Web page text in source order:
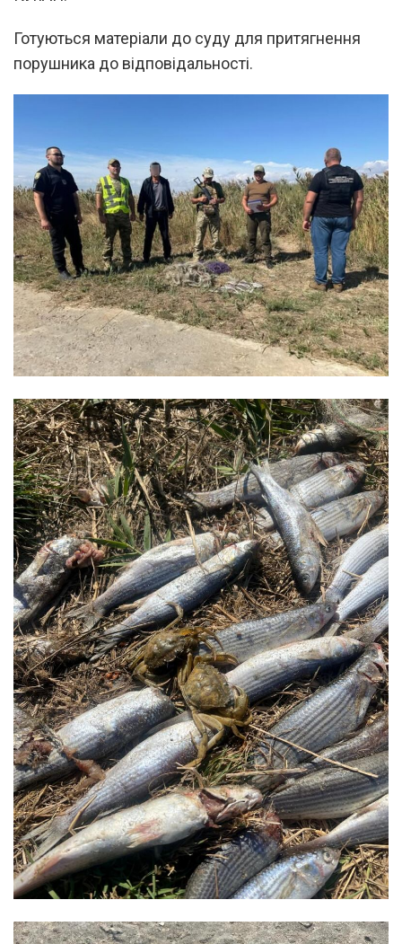
Готуються матеріали до суду для притягнення
порушника до відповідальності.